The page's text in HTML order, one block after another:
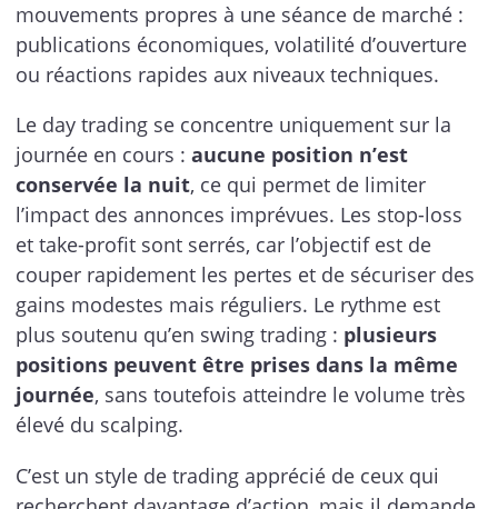
mouvements propres à une séance de marché :
publications économiques, volatilité d’ouverture
ou réactions rapides aux niveaux techniques.
Le day trading se concentre uniquement sur la
journée en cours : aucune position n’est
conservée la nuit, ce qui permet de limiter
l’impact des annonces imprévues. Les stop-loss
et take-profit sont serrés, car l’objectif est de
couper rapidement les pertes et de sécuriser des
gains modestes mais réguliers. Le rythme est
plus soutenu qu’en swing trading : plusieurs
positions peuvent être prises dans la même
journée, sans toutefois atteindre le volume très
élevé du scalping.
C’est un style de trading apprécié de ceux qui